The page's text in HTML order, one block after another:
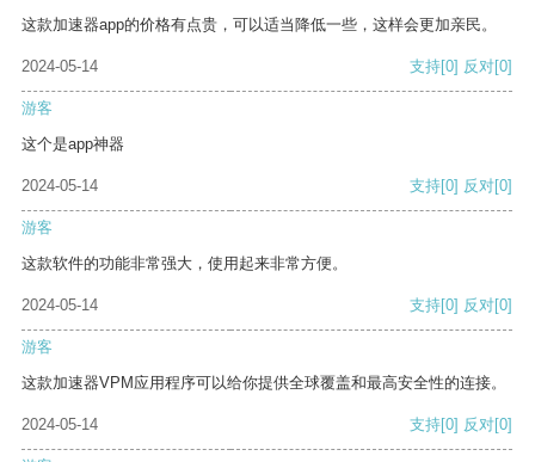
这款加速器app的价格有点贵，可以适当降低一些，这样会更加亲民。
2024-05-14 支持[0] 反对[0]
游客
这个是app神器
2024-05-14 支持[0] 反对[0]
游客
这款软件的功能非常强大，使用起来非常方便。
2024-05-14 支持[0] 反对[0]
游客
这款加速器VPM应用程序可以给你提供全球覆盖和最高安全性的连接。
2024-05-14 支持[0] 反对[0]